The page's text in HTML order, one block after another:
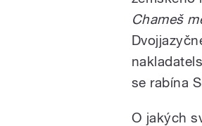
Chameš
se rabína
O jakých